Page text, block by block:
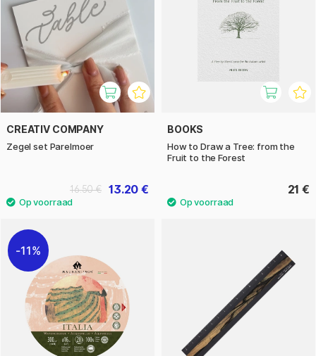
CREATIV COMPANY
Zegel set Parelmoer
13.20 €
16.50 €
BOOKS
How to Draw a Tree: from the
Fruit to the Forest
21 €
11%